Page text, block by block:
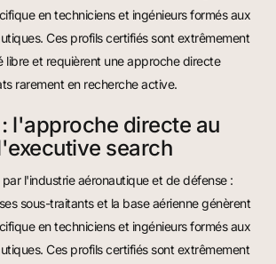
en techniciens et ingénieurs formés aux
Ces profils certifiés sont extrêmement
libre et requièrent une approche directe
rarement en recherche active.
l'approche directe au
search
l'industrie aéronautique et de défense :
sous-traitants et la base aérienne génèrent
en techniciens et ingénieurs formés aux
Ces profils certifiés sont extrêmement